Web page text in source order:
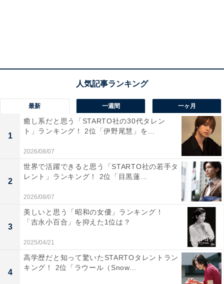
こちらもおすすめ
【2024年版】首都圏の「住み続けたい街
（駅）」ランキング！ 2位「馬車道（みなとみ
最新 一週間 一ヶ月
1
癒し系だと思う「STARTO社の30代タレン
ト」ランキング！ 2位「伊野尾慧」を...
2026/08/07
2
世界で活躍できると思う「STARTO社の若手タ
レント」ランキング！ 2位「目黒蓮...
2026/08/07
3
美しいと思う「昭和の女優」ランキング！
「吉永小百合」を抑えた1位は？
2025/04/21
4
高学歴だと知って驚いたSTARTOタレントラン
キング！ 2位「ラウール（Snow...